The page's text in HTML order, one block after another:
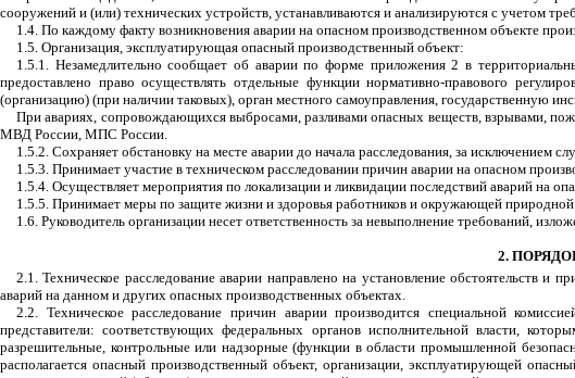
сооружений и (или) технических устройств, устанавливаются и анализируются с учетом
1.4. По каждому факту возникновения аварии на опасном производственном объекте
1.5. Организация, эксплуатирующая опасный производственный объект:
1.5.1. Незамедлительно сообщает об аварии по форме приложения 2 в
предоставлено право осуществлять отдельные функции нормативно-правового
(организацию) (при наличии таковых), орган местного самоуправления, государственную
При авариях, сопровождающихся выбросами, разливами опасных веществ, взрывами,
МВД России, МПС России.
1.5.2. Сохраняет обстановку на месте аварии до начала расследования, за исключением
1.5.3. Принимает участие в техническом расследовании причин аварии на опасном
1.5.4. Осуществляет мероприятия по локализации и ликвидации последствий аварий на
1.5.5. Принимает меры по защите жизни и здоровья работников и окружающей
1.6. Руководитель организации несет ответственность за невыполнение требований,
2.
2.1. Техническое расследование аварии направлено на установление обстоятельств
аварий на данном и других опасных производственных объектах.
2.2. Техническое расследование причин аварии производится специальной
представители: соответствующих федеральных органов исполнительной власти,
разрешительные, контрольные или надзорные (функции в области промышленной
располагается опасный производственный объект, организации, эксплуатирующей